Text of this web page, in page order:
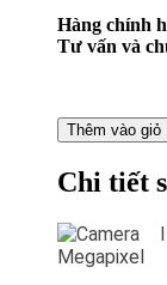
Hàng chính
Tư vấn và
Thêm vào giỏ
Chi tiết